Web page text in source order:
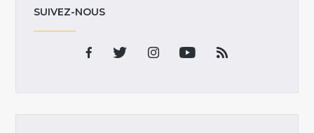
SUIVEZ-NOUS